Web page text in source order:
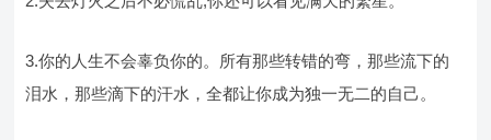
3.你的人生不会辜负你的。所有那些转错的弯，那些流下的
泪水，那些滴下的汗水，全都让你成为独一无二的自己。